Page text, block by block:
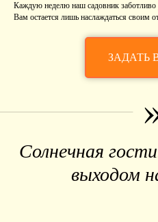
Каждую неделю наш садовник заботливо
Вам остается лишь наслаждаться своим
ЗАДАТЬ
Солнечная
выходом